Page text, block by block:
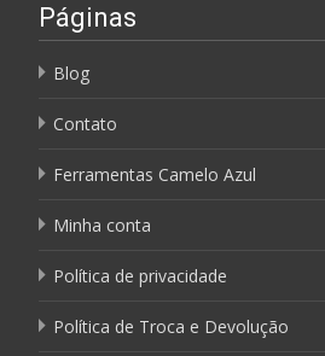
Páginas
Blog
Contato
Ferramentas Camelo Azul
Minha conta
Política de privacidade
Política de Troca e Devolução